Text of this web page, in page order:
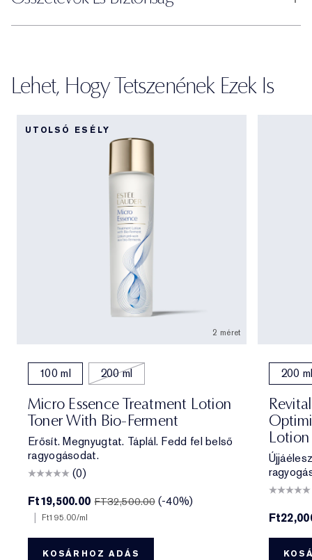
Lehet, Hogy Tetszenének Ezek Is
UTOLSÓ ESÉLY
2 méret
100 ml 200 ml
Micro Essence Treatment Lotion
Toner With Bio-Ferment
Erősít. Megnyugtat. Táplál. Fedd fel belső
ragyogásodat.
(0)
Ft19,500.00FT32,500.00 (-40%)
|
Ft195.00/ml
KOSÁRHOZ ADÁS
200
Lotion